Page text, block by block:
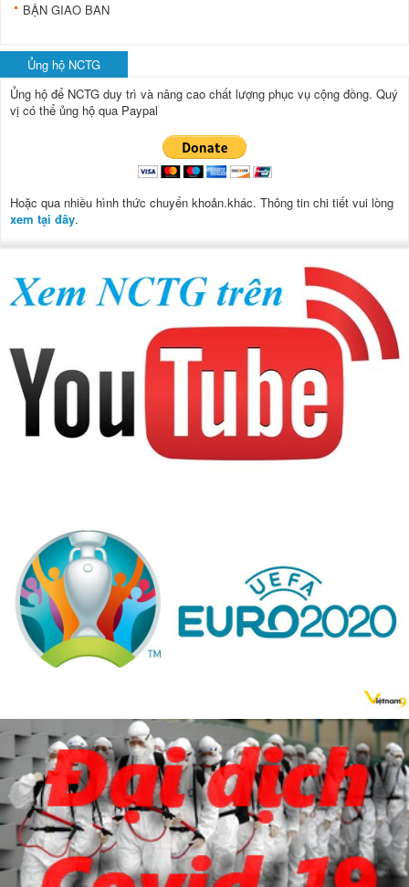
BẬN GIAO BAN
Ủng hộ NCTG
Ủng hộ để NCTG duy trì và nâng cao chất lượng phục vụ cộng đồng. Quý
vị có thể ủng hộ qua Paypal
Hoặc qua nhiều hình thức chuyển khoản.khác. Thông tin chi tiết vui lòng
xem tại đây.